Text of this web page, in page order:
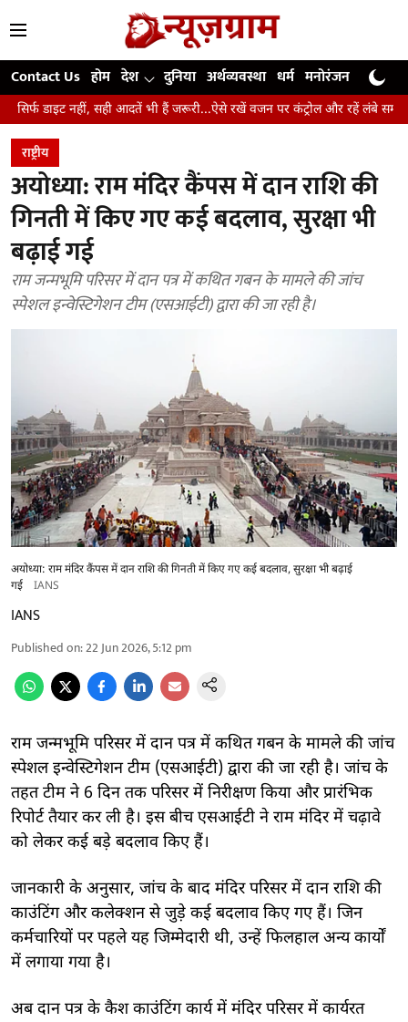
Contact Us होम देश दुनिया अर्थव्यवस्था धर्म मनोरंजन खेल
सही आदतें भी हैं जरूरी...ऐसे रखें वजन पर कंट्रोल और रहें लंबे समय तक स्वस्थ
राष्ट्रीय
अयोध्या: राम मंदिर कैंपस में दान राशि की
गिनती में किए गए कई बदलाव, सुरक्षा भी
बढ़ाई गई
राम जन्मभूमि परिसर में दान पत्र में कथित गबन के मामले की जांच
स्पेशल इन्वेस्टिगेशन टीम (एसआईटी) द्वारा की जा रही है।
अयोध्या: राम मंदिर कैंपस में दान राशि की गिनती में किए गए कई बदलाव, सुरक्षा भी बढ़ाई
गई
IANS
IANS
Published on:22 Jun 2026, 5:12 pm
राम जन्मभूमि परिसर में दान पत्र में कथित गबन के मामले की जांच
स्पेशल इन्वेस्टिगेशन टीम (एसआईटी) द्वारा की जा रही है। जांच के
तहत टीम ने 6 दिन तक परिसर में निरीक्षण किया और प्रारंभिक
रिपोर्ट तैयार कर ली है। इस बीच एसआईटी ने राम मंदिर में चढ़ावे
को लेकर कई बड़े बदलाव किए हैं।
जानकारी के अनुसार, जांच के बाद मंदिर परिसर में दान राशि की
काउंटिंग और कलेक्शन से जुड़े कई बदलाव किए गए हैं। जिन
कर्मचारियों पर पहले यह जिम्मेदारी थी, उन्हें फिलहाल अन्य कार्यों
में लगाया गया है।
अब दान पत्र के कैश काउंटिंग कार्य में मंदिर परिसर में कार्यरत